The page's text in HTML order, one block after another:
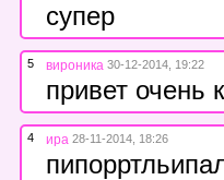
супер
5 вироника 30-12-2014, 19:22
привет очень
4 ира 28-11-2014, 18:26